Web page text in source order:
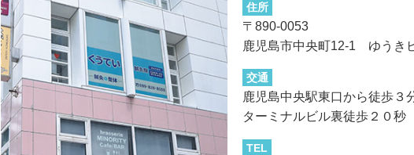
住所
〒890-0053
鹿児島市中央町12-1 ゆうき
交通
鹿児島中央駅東口から徒歩３
ターミナルビル裏徒歩２０秒
TEL